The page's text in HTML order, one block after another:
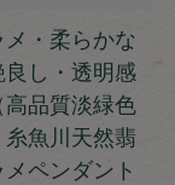
メ・柔らかな
し・透明感
高品質淡緑色
糸魚川天然翡
ペンダント